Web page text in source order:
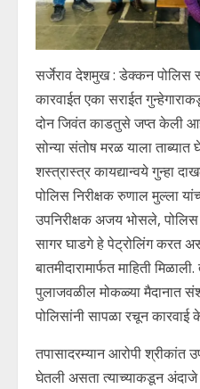
सर्जेराव देशमुख : डेक्कन पोलिस
कारवाईत एका सराईत
दोन जिवंत काडतुसे जप्त केली
सोन्या संतोष मरळ याला
शस्त्रास्त्र कायद्यान्वये गुन्हा
पोलिस निरीक्षक रुणाल मुल्ला
उपनिरीक्षक अजय भोसले,
सागर घाडगे हे पेट्रोलिंग करत
बातमीदारामार्फत माहिती
पुलाजवळील मोकळ्या मैदानात
पोलिसांनी सापळा रचून कारवाई
तपासादरम्यान आरोपी श्रीकांत
घेतली असता त्याच्याकडून